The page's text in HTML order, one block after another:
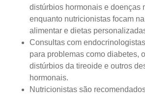
distúrbios hormonais e doenças
enquanto nutricionistas focam
alimentar e dietas
Consultas com
para problemas como diabetes,
distúrbios da tireoide e outros
hormonais.
Nutricionistas são